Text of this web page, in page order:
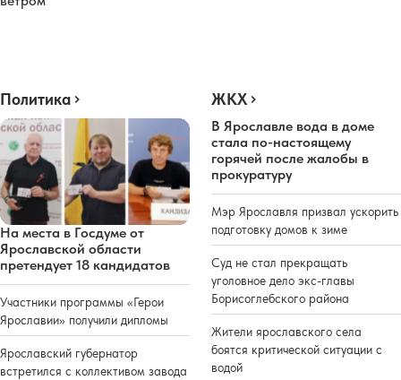
Политика
На места в Госдуме от
Ярославской области
претендует 18 кандидатов
Участники программы «Герои
Ярославии» получили дипломы
Ярославский губернатор
встретился с коллективом завода
ЖКХ
В Ярославле вода в доме
стала по-настоящему
горячей после жалобы в
прокуратуру
Мэр Ярославля призвал ускорить
подготовку домов к зиме
Суд не стал прекращать
уголовное дело экс-главы
Борисоглебского района
Жители ярославского села
боятся критической ситуации с
водой